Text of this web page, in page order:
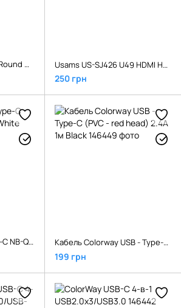
Usams US-SJ268 U18 Round Micro Cable 1m White Usams US-SJ426 U49 HDMI HD Video Cable 1.8m Black
250 грн
XO PD Type-C to Type-C NB-Q265B 60W/1m White Кабель Colorway USB - Type-C (PVC - red head) 2.4А 1м Black
199 грн